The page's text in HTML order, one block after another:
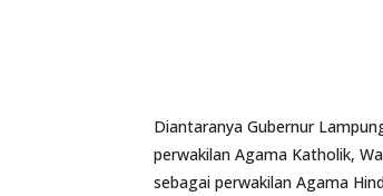
Diantaranya Gubernur
perwakilan Agama Katholik,
sebagai perwakilan Agama